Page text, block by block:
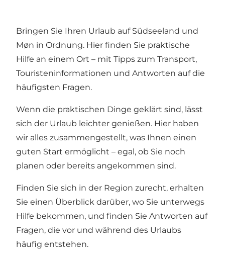
Bringen Sie Ihren Urlaub auf Südseeland und
Møn in Ordnung. Hier finden Sie praktische
Hilfe an einem Ort – mit Tipps zum Transport,
Touristeninformationen und Antworten auf die
häufigsten Fragen.
Wenn die praktischen Dinge geklärt sind, lässt
sich der Urlaub leichter genießen. Hier haben
wir alles zusammengestellt, was Ihnen einen
guten Start ermöglicht – egal, ob Sie noch
planen oder bereits angekommen sind.
Finden Sie sich in der Region zurecht, erhalten
Sie einen Überblick darüber, wo Sie unterwegs
Hilfe bekommen, und finden Sie Antworten auf
Fragen, die vor und während des Urlaubs
häufig entstehen.